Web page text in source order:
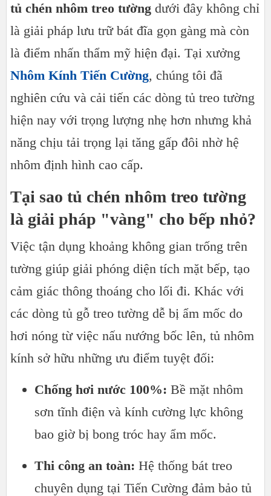
tủ chén nhôm treo tường dưới đây không chỉ
là giải pháp lưu trữ bát đĩa gọn gàng mà còn
là điểm nhấn thẩm mỹ hiện đại. Tại xưởng
Nhôm Kính Tiến Cường, chúng tôi đã
nghiên cứu và cải tiến các dòng tủ treo tường
hiện nay với trọng lượng nhẹ hơn nhưng khả
năng chịu tải trọng lại tăng gấp đôi nhờ hệ
nhôm định hình cao cấp.
Tại sao tủ chén nhôm treo tường
là giải pháp "vàng" cho bếp nhỏ?
Việc tận dụng khoảng không gian trống trên
tường giúp giải phóng diện tích mặt bếp, tạo
cảm giác thông thoáng cho lối đi. Khác với
các dòng tủ gỗ treo tường dễ bị ẩm mốc do
hơi nóng từ việc nấu nướng bốc lên, tủ nhôm
kính sở hữu những ưu điểm tuyệt đối:
Chống hơi nước 100%: Bề mặt nhôm
sơn tĩnh điện và kính cường lực không
bao giờ bị bong tróc hay ẩm mốc.
Thi công an toàn: Hệ thống bát treo
chuyên dụng tại Tiến Cường đảm bảo tủ